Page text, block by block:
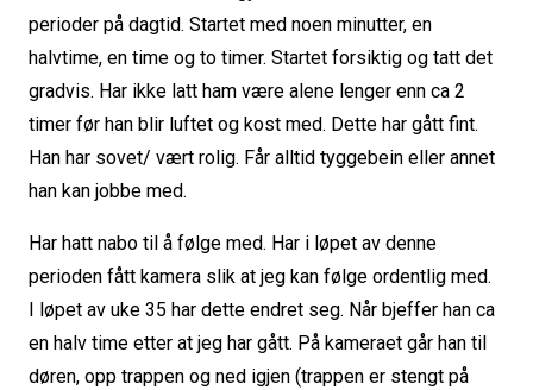
perioder på dagtid. Startet med noen minutter, en
halvtime, en time og to timer. Startet forsiktig og tatt det
gradvis. Har ikke latt ham være alene lenger enn ca 2
timer før han blir luftet og kost med. Dette har gått fint.
Han har sovet/ vært rolig. Får alltid tyggebein eller annet
han kan jobbe med.
Har hatt nabo til å følge med. Har i løpet av denne
perioden fått kamera slik at jeg kan følge ordentlig med.
I løpet av uke 35 har dette endret seg. Når bjeffer han ca
en halv time etter at jeg har gått. På kameraet går han til
døren, opp trappen og ned igjen (trappen er stengt på